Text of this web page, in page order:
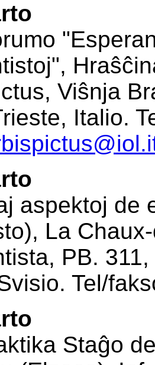
Viŝnja
Italio.
aspektoj de
La
PB.
Tel/
Staĝo